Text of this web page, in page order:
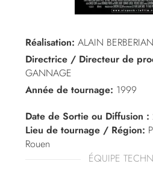
Réalisation: ALAIN BERBERIAN
Directrice / Directeur de
GANNAGE
Année de tournage: 1999
Date de Sortie ou Diffusion :
Lieu de tournage / Région:
Rouen
ÉQUIPE